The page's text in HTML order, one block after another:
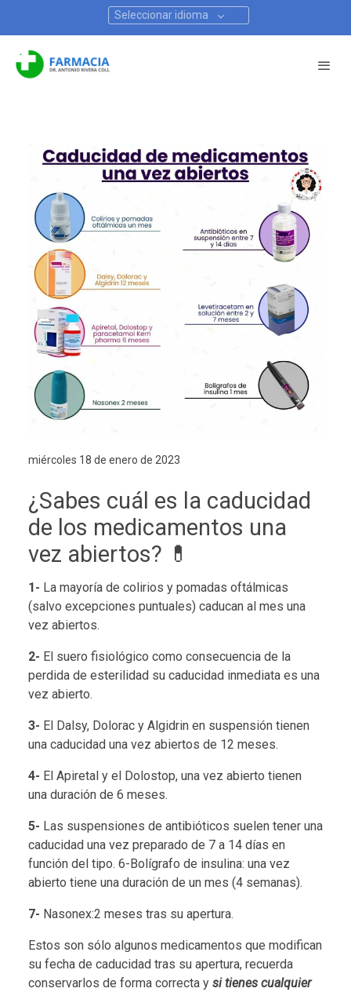
Seleccionar idioma
miércoles 18 de enero de 2023
¿Sabes cuál es la caducidad
de los medicamentos una
vez abiertos? 💊
1- La mayoría de colirios y pomadas oftálmicas
(salvo excepciones puntuales) caducan al mes una
vez abiertos.
2- El suero fisiológico como consecuencia de la
perdida de esterilidad su caducidad inmediata es una
vez abierto.
3- El Dalsy, Dolorac y Algidrin en suspensión tienen
una caducidad una vez abiertos de 12 meses.
4- El Apiretal y el Dolostop, una vez abierto tienen
una duración de 6 meses.
5- Las suspensiones de antibióticos suelen tener una
caducidad una vez preparado de 7 a 14 días en
función del tipo. 6-Bolígrafo de insulina: una vez
abierto tiene una duración de un mes (4 semanas).
7- Nasonex:2 meses tras su apertura.
Estos son sólo algunos medicamentos que modifican
su fecha de caducidad tras su apertura, recuerda
conservarlos de forma correcta y si tienes cualquier